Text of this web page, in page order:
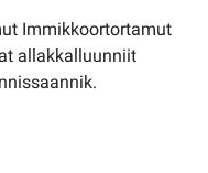
Immikkoortortamut
allakkalluunniit